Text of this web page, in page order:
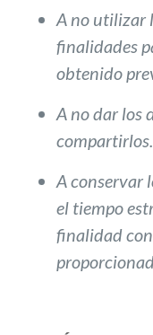
A no utilizar
finalidades
obtenido
A no dar los
compartirlos.
A conservar
el tiempo
finalidad